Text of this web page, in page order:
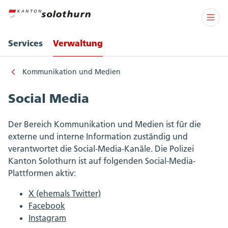
Services Verwaltung
Kommunikation und Medien
Social Media
Der Bereich Kommunikation und Medien ist für die
externe und interne Information zuständig und
verantwortet die Social-Media-Kanäle. Die Polizei
Kanton Solothurn ist auf folgenden Social-Media-
Plattformen aktiv:
X (ehemals Twitter)
Facebook
Instagram